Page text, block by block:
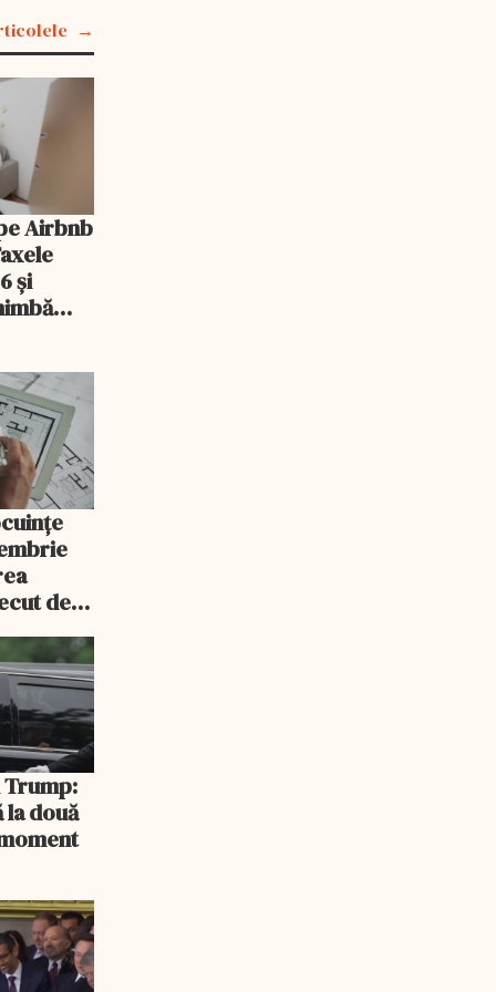
Airbnb
și
de
Trump:
la două